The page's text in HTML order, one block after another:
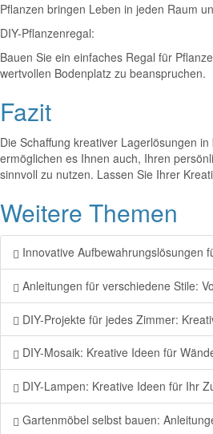
Pflanzen bringen Leben in jeden Raum
DIY-Pflanzenregal:
Bauen Sie ein einfaches Regal für
wertvollen Bodenplatz zu beanspruchen.
Fazit
Die Schaffung kreativer Lagerlösungen
ermöglichen es Ihnen auch, Ihren
sinnvoll zu nutzen. Lassen Sie Ihrer
Weitere Themen
Innovative Aufbewahrungslösungen
Anleitungen für verschiedene Stile:
DIY-Projekte für jedes Zimmer:
DIY-Mosaik: Kreative Ideen für
DIY-Lampen: Kreative Ideen für Ihr
Gartenmöbel selbst bauen: